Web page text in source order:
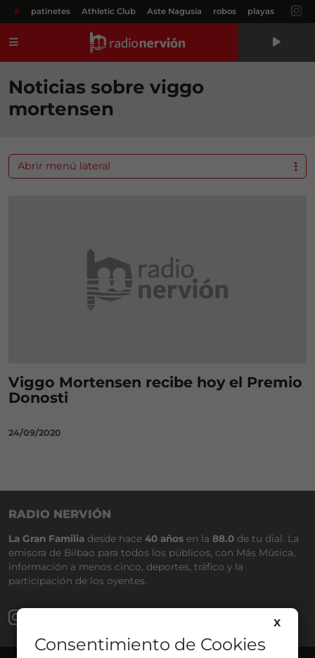
# patinetes Athletic Club Aste Nagusia robos playas
Noticias sobre viggo
mortensen
Viggo Mortensen recibe hoy el Premio
Donosti
24/09/2020
Abrir menú lateral
RADIO NERVIÓN
La Gran Familia desde hace 40 años en la 88.0 de tu dial. La
emisora de Bilbao para todos los públicos, con Más Música,
información a menos cinco, deportes, tráfico y la
participación de los oyentes.
X
Consentimiento de Cookies